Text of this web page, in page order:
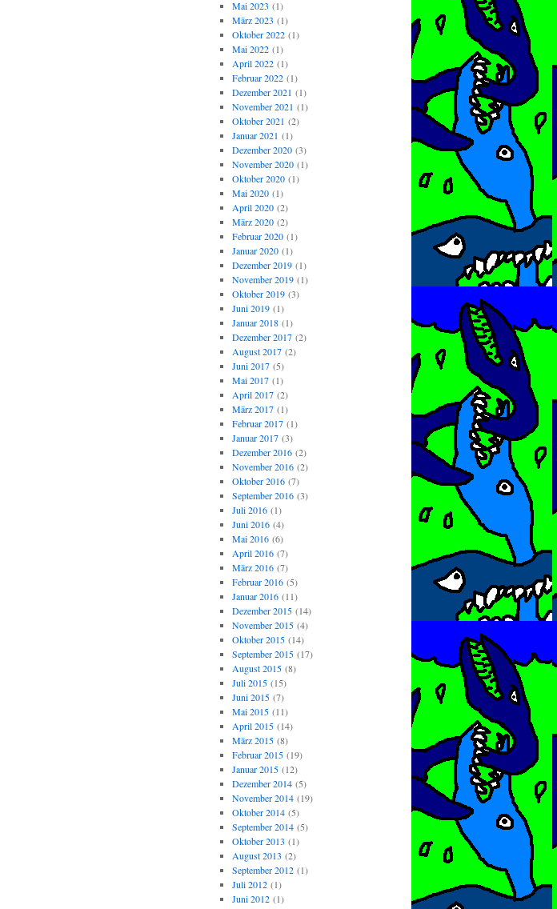
Mai 2023 (1)
März 2023 (1)
Oktober 2022(1)
Mai 2022(1)
April 2022(1)
Februar 2022(1)
Dezember 2021 (1)
November 2021 (1)
Oktober 2021 (2)
Januar 2021 (1)
Dezember 2020(3)
November 2020(1)
Oktober 2020(1)
Mai 2020(1)
April 2020(2)
März 2020(2)
Februar 2020(1)
Januar 2020(1)
Dezember 2019(1)
November 2019(1)
Oktober 2019(3)
Juni 2019(1)
Januar 2018(1)
Dezember 2017(2)
August 2017(2)
Juni 2017(5)
Mai 2017(1)
April 2017(2)
März 2017(1)
Februar 2017(1)
Januar 2017(3)
Dezember 2016(2)
November 2016(2)
Oktober 2016(7)
September 2016(3)
Juli 2016(1)
Juni 2016(4)
Mai 2016(6)
April 2016(7)
März 2016(7)
Februar 2016(5)
Januar 2016(11)
Dezember 2015(14)
November 2015(4)
Oktober 2015(14)
September 2015(17)
August 2015(8)
Juli 2015(15)
Juni 2015(7)
Mai 2015(11)
April 2015(14)
März 2015(8)
Februar 2015(19)
Januar 2015(12)
Dezember 2014(5)
November 2014(19)
Oktober 2014(5)
September 2014(5)
Oktober 2013 (1)
August 2013 (2)
September 2012(1)
Juli 2012(1)
Juni 2012(1)